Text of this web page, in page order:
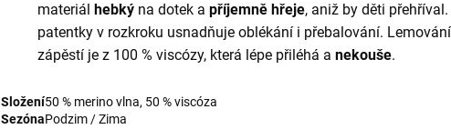
materiál hebký na dotek a příjemně hřeje, aniž by děti
patentky v rozkroku usnadňuje oblékání i přebalování.
zápěstí je z 100 % viscózy, která lépe přiléhá a nekouše.
Složení50 % merino vlna, 50 % viscóza
SezónaPodzim / Zima